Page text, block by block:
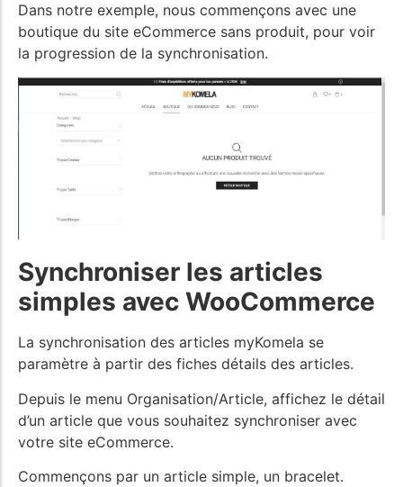
Dans notre exemple, nous commençons avec une
boutique du site eCommerce sans produit, pour voir
la progression de la synchronisation.
Synchroniser les articles
simples avec WooCommerce
La synchronisation des articles myKomela se
paramètre à partir des fiches détails des articles.
Depuis le menu Organisation/Article, affichez le détail
d’un article que vous souhaitez synchroniser avec
votre site eCommerce.
Commençons par un article simple, un bracelet.